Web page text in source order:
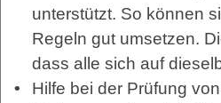
unterstützt. So können
Regeln gut umsetzen.
dass alle sich auf
Hilfe bei der Prüfung